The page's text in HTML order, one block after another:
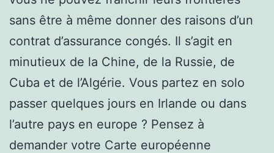
sans être à même donner des raisons d’un
contrat d’assurance congés. Il s’agit en
minutieux de la Chine, de la Russie, de
Cuba et de l’Algérie. Vous partez en solo
passer quelques jours en Irlande ou dans
l’autre pays en europe ? Pensez à
demander votre Carte européenne